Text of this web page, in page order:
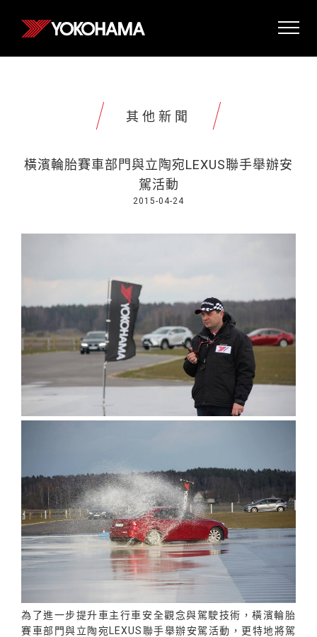
其他新聞
橫濱輪胎賽車部門與立陶宛LEXUS聯手舉辦安
駕活動
2015-04-24
為了進一步提升車主行車安全觀念與駕駛技術，橫濱輪胎
賽車部門與立陶宛LEXUS聯手舉辦安駕活動，更特地將駕